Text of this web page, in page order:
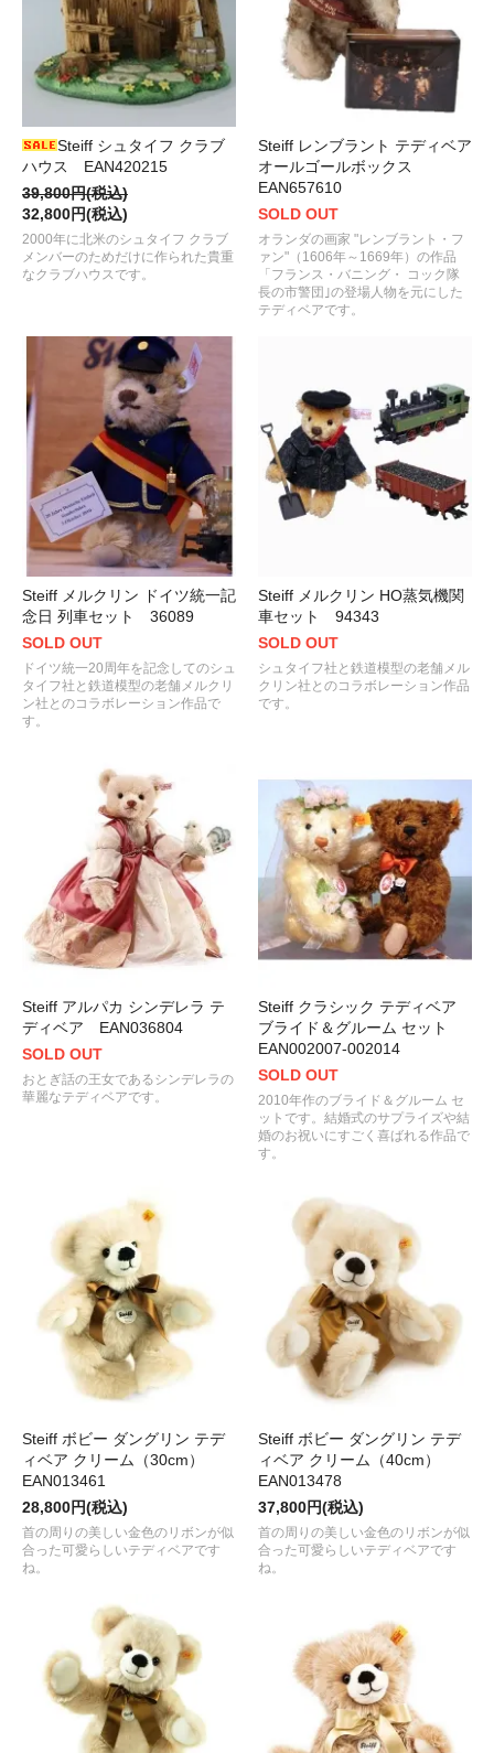
Steiff シュタイフ クラブ
ハウス EAN420215
39,800円(税込)
32,800円(税込)
2000年に北米のシュタイフ クラブ
メンバーのためだけに作られた貴重
なクラブハウスです。
Steiff レンブラント テディベア
オールゴールボックス
EAN657610
SOLD OUT
オランダの画家 "レンブラント・フ
ァン"（1606年～1669年）の作品
「フランス・バニング・ コック隊
長の市警団｣の登場人物を元にした
テディベアです。
Steiff メルクリン ドイツ統一記
念日 列車セット 36089
SOLD OUT
ドイツ統一20周年を記念してのシュ
タイフ社と鉄道模型の老舗メルクリ
ン社とのコラボレーション作品で
す。
Steiff メルクリン HO蒸気機関
車セット 94343
SOLD OUT
シュタイフ社と鉄道模型の老舗メル
クリン社とのコラボレーション作品
です。
Steiff アルパカ シンデレラ テ
ディベア EAN036804
SOLD OUT
おとぎ話の王女であるシンデレラの
華麗なテディベアです。
Steiff クラシック テディベア
ブライド＆グルーム セット
EAN002007-002014
SOLD OUT
2010年作のブライド＆グルーム セ
ットです。結婚式のサプライズや結
婚のお祝いにすごく喜ばれる作品で
す。
Steiff ボビー ダングリン テデ
ィベア クリーム（30cm）
EAN013461
28,800円(税込)
首の周りの美しい金色のリボンが似
合った可愛らしいテディベアです
ね。
Steiff ボビー ダングリン テデ
ィベア クリーム（40cm）
EAN013478
37,800円(税込)
首の周りの美しい金色のリボンが似
合った可愛らしいテディベアです
ね。